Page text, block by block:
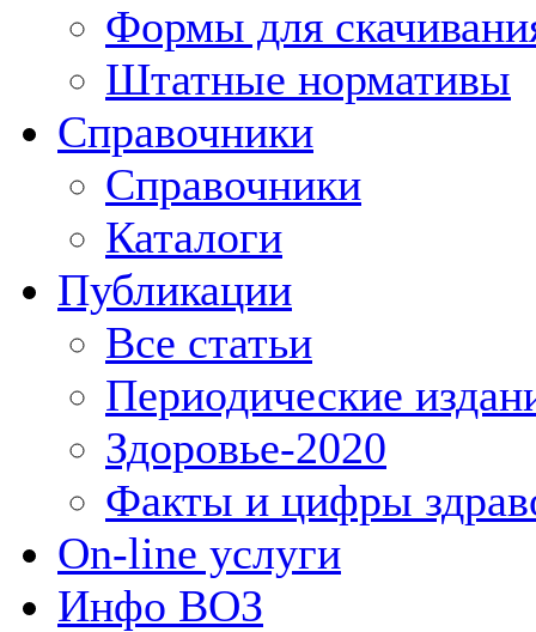
Формы для
Штатные нормативы
Справочники
Справочники
Каталоги
Публикации
Все статьи
Периодические
Здоровье-2020
Факты и цифры
On-line услуги
Инфо ВОЗ